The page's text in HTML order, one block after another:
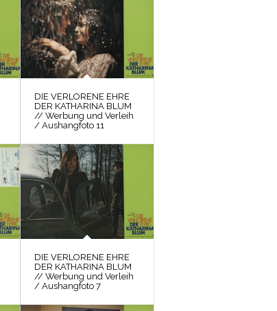
DIE VERLORENE EHRE
DER KATHARINA BLUM
// Werbung und Verleih
/ Aushangfoto 11
DIE VERLORENE EHRE
DER KATHARINA BLUM
// Werbung und Verleih
/ Aushangfoto 7